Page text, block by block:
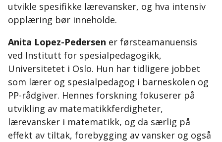
utvikle spesifikke lærevansker, og hva intensiv
opplæring bør inneholde.
Anita Lopez-Pedersen er førsteamanuensis
ved Institutt for spesialpedagogikk,
Universitetet i Oslo. Hun har tidligere jobbet
som lærer og spesialpedagog i barneskolen og
PP-rådgiver. Hennes forskning fokuserer på
utvikling av matematikkferdigheter,
lærevansker i matematikk, og da særlig på
effekt av tiltak, forebygging av vansker og også